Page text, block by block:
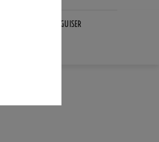
PIERRES À AIGUISER